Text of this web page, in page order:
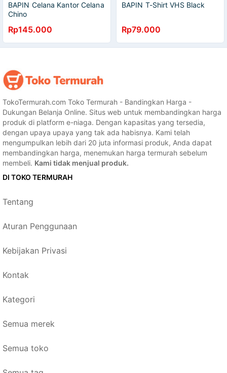
BAPIN Celana Kantor Celana
Chino
Rp145.000
BAPIN T-Shirt VHS Black
Rp79.000
TokoTermurah.com Toko Termurah - Bandingkan Harga -
Dukungan Belanja Online. Situs web untuk membandingkan harga
produk di platform e-niaga. Dengan kapasitas yang tersedia,
dengan upaya upaya yang tak ada habisnya. Kami telah
mengumpulkan lebih dari 20 juta informasi produk, Anda dapat
membandingkan harga, menemukan harga termurah sebelum
membeli. Kami tidak menjual produk.
DI TOKO TERMURAH
Tentang
Aturan Penggunaan
Kebijakan Privasi
Kontak
Kategori
Semua merek
Semua toko